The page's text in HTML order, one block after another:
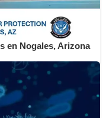
en Nogales, Arizona